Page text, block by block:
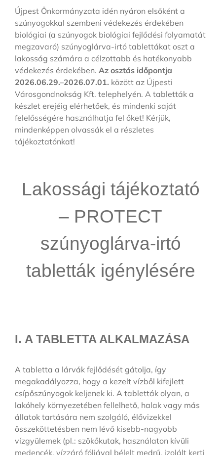
Újpest Önkormányzata idén nyáron elsőként a
szúnyogokkal szembeni védekezés érdekében
biológiai (a szúnyogok biológiai fejlődési folyamatát
megzavaró) szúnyoglárva-irtó tablettákat oszt a
lakosság számára a célzottabb és hatékonyabb
védekezés érdekében. Az osztás időpontja
2026.06.29.–2026.07.01. között az Újpesti
Városgondnokság Kft. telephelyén. A tabletták a
készlet erejéig elérhetőek, és mindenki saját
felelősségére használhatja fel őket! Kérjük,
mindenképpen olvassák el a részletes
tájékoztatónkat!
Lakossági tájékoztató
– PROTECT
szúnyoglárva-irtó
tabletták igénylésére
I. A TABLETTA ALKALMAZÁSA
A tabletta a lárvák fejlődését gátolja, így
megakadályozza, hogy a kezelt vízből kifejlett
csípőszúnyogok keljenek ki. A tabletták olyan, a
lakóhely környezetében fellelhető, halak vagy más
állatok tartására nem szolgáló, élővizekkel
összeköttetésben nem lévő kisebb-nagyobb
vízgyülemek (pl.: szökőkutak, használaton kívüli
medencék, vízzáró fóliával bélelt medrű, izolált kerti